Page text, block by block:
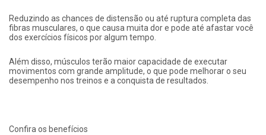
Reduzindo as chances de distensão ou até ruptura completa das
fibras musculares, o que causa muita dor e pode até afastar você
dos exercícios físicos por algum tempo.
Além disso, músculos terão maior capacidade de executar
movimentos com grande amplitude, o que pode melhorar o seu
desempenho nos treinos e a conquista de resultados.
Confira os benefícios